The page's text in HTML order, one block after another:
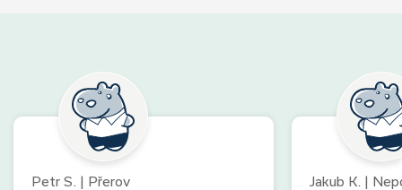
Petr S. | Přerov Jakub K. |